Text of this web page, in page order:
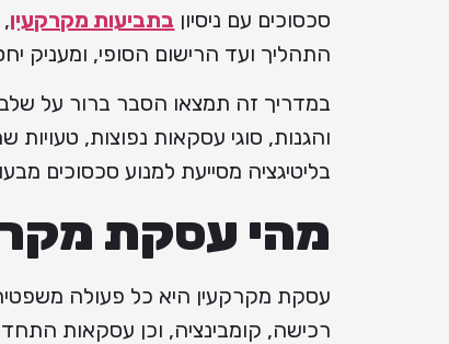
סכסוכים עם ניסיון בתביעות מקרקעין
התהליך ועד הרישום הסופי, ומעניק
במדריך זה תמצאו הסבר ברור על
והגנות, סוגי עסקאות נפוצות,
בליטיגציה מסייעת למנוע סכסוכים
מהי עסקת
עסקת מקרקעין היא כל פעולה